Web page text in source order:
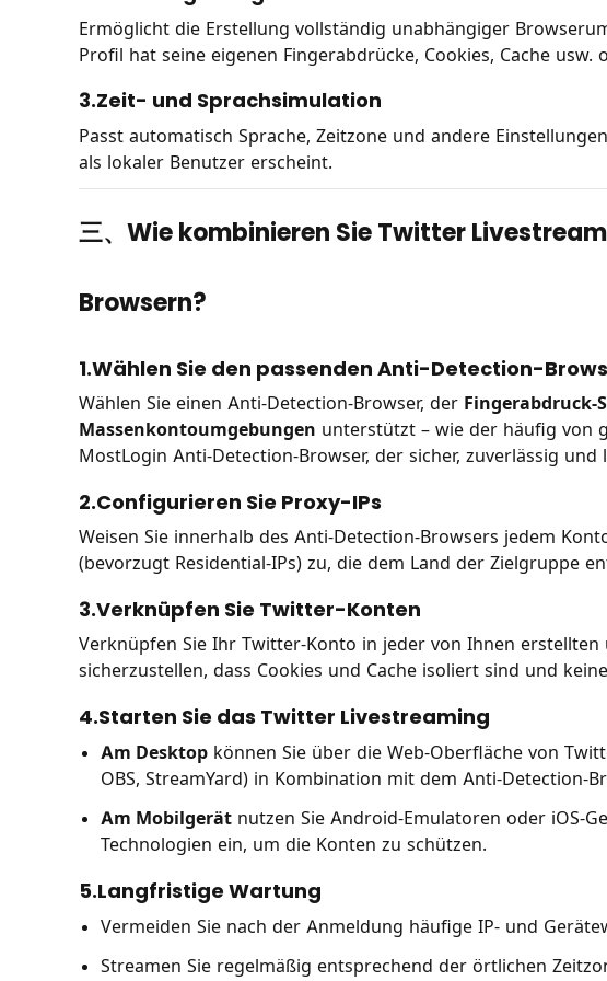
Ermöglicht die Erstellung vollständig unabhängiger
Profil hat seine eigenen Fingerabdrücke, Cookies, Cache usw.
3.Zeit- und Sprachsimulation
Passt automatisch Sprache, Zeitzone und andere
als lokaler Benutzer erscheint.
三、Wie kombinieren Sie Twitter
Browsern?
1.Wählen Sie den passenden Anti-Detection-
Wählen Sie einen Anti-Detection-Browser, der Fingerabdruck-
Massenkontoumgebungen unterstützt – wie der häufig von
MostLogin Anti-Detection-Browser, der sicher, zuverlässig und
2.Configurieren Sie Proxy-IPs
Weisen Sie innerhalb des Anti-Detection-Browsers jedem
(bevorzugt Residential-IPs) zu, die dem Land der Zielgruppe
3.Verknüpfen Sie Twitter-Konten
Verknüpfen Sie Ihr Twitter-Konto in jeder von Ihnen
sicherzustellen, dass Cookies und Cache isoliert sind und
4.Starten Sie das Twitter Livestreaming
Am Desktop können Sie über die Web-Oberfläche von
OBS, StreamYard) in Kombination mit dem Anti-Detection-
Am Mobilgerät nutzen Sie Android-Emulatoren oder iOS-
Technologien ein, um die Konten zu schützen.
5.Langfristige Wartung
Vermeiden Sie nach der Anmeldung häufige IP- und
Streamen Sie regelmäßig entsprechend der örtlichen